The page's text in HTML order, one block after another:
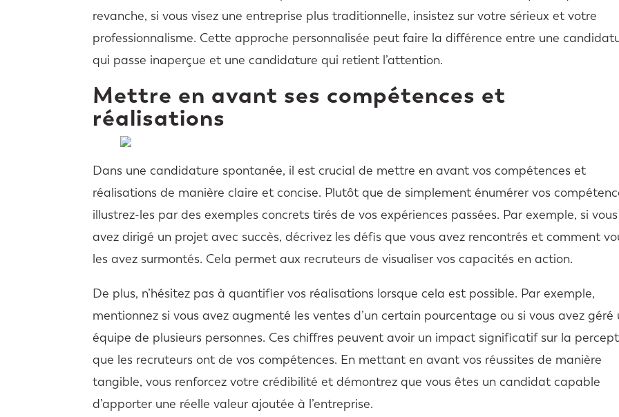
revanche, si vous visez une entreprise plus traditionnelle, insistez sur votre sérieux et votre
professionnalisme. Cette approche personnalisée peut faire la différence entre une
qui passe inaperçue et une candidature qui retient l’attention.
Mettre en avant ses compétences et
réalisations
Dans une candidature spontanée, il est crucial de mettre en avant vos compétences et
réalisations de manière claire et concise. Plutôt que de simplement énumérer vos
illustrez-les par des exemples concrets tirés de vos expériences passées. Par exemple, si vous
avez dirigé un projet avec succès, décrivez les défis que vous avez rencontrés et comment
les avez surmontés. Cela permet aux recruteurs de visualiser vos capacités en action.
De plus, n’hésitez pas à quantifier vos réalisations lorsque cela est possible. Par exemple,
mentionnez si vous avez augmenté les ventes d’un certain pourcentage ou si vous avez géré
équipe de plusieurs personnes. Ces chiffres peuvent avoir un impact significatif sur la
que les recruteurs ont de vos compétences. En mettant en avant vos réussites de manière
tangible, vous renforcez votre crédibilité et démontrez que vous êtes un candidat capable
d’apporter une réelle valeur ajoutée à l’entreprise.